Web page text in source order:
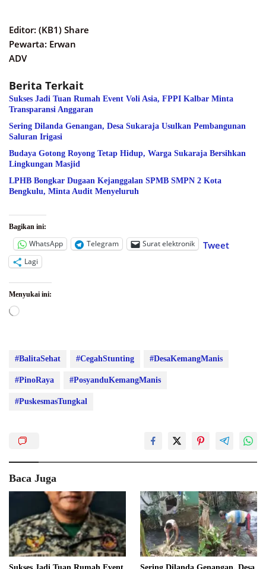
Editor: (KB1) Share
Pewarta: Erwan
ADV
Berita Terkait
Sukses Jadi Tuan Rumah Event Voli Asia, FPPI Kalbar Minta
Transparansi Anggaran
Sering Dilanda Genangan, Desa Sukaraja Usulkan Pembangunan
Saluran Irigasi
Budaya Gotong Royong Tetap Hidup, Warga Sukaraja Bersihkan
Lingkungan Masjid
LPHB Bongkar Dugaan Kejanggalan SPMB SMPN 2 Kota
Bengkulu, Minta Audit Menyeluruh
Bagikan ini:
WhatsApp Telegram Surat elektronik Tweet
Lagi
Menyukai ini:
Memuat...
#BalitaSehat #CegahStunting #DesaKemangManis
#PinoRaya #PosyanduKemangManis
#PuskesmasTungkal
Baca Juga